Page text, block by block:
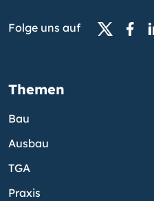
Folge uns auf
Themen
Bau
Ausbau
TGA
Praxis